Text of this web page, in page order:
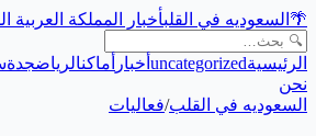
🌴 السعوديه في القلبأخبار المملكة العربية
الرئيسيةuncategorized أخبار أماكنالرياضجدة
نحن
السعوديه في القلب/فعاليات